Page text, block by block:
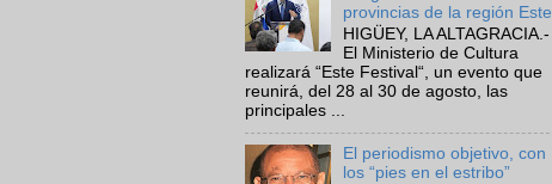
provincias de la región Este
HIGÜEY, LA ALTAGRACIA.-
El Ministerio de Cultura
realizará “Este Festival“, un evento que
reunirá, del 28 al 30 de agosto, las
principales ...
El periodismo objetivo, con
los “pies en el estribo”